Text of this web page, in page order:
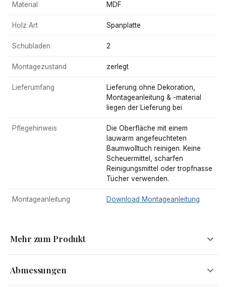
Material MDF
Holz Art Spanplatte
Schubladen 2
Montagezustand zerlegt
Lieferumfang
Lieferung ohne Dekoration,
Montageanleitung & -material
liegen der Lieferung bei
Pflegehinweis
Die Oberfläche mit einem
lauwarm angefeuchteten
Baumwolltuch reinigen. Keine
Scheuermittel, scharfen
Reinigungsmittel oder tropfnasse
Tücher verwenden.
Montageanleitung Download Montageanleitung
Mehr zum Produkt
Abmessungen